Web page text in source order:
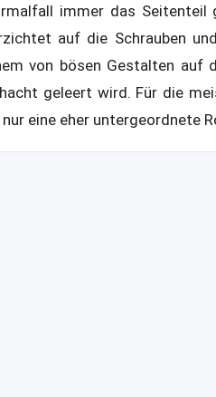
immer das Seitenteil
auf die Schrauben
von bösen Gestalten auf
geleert wird. Für die
eine eher untergeordnete